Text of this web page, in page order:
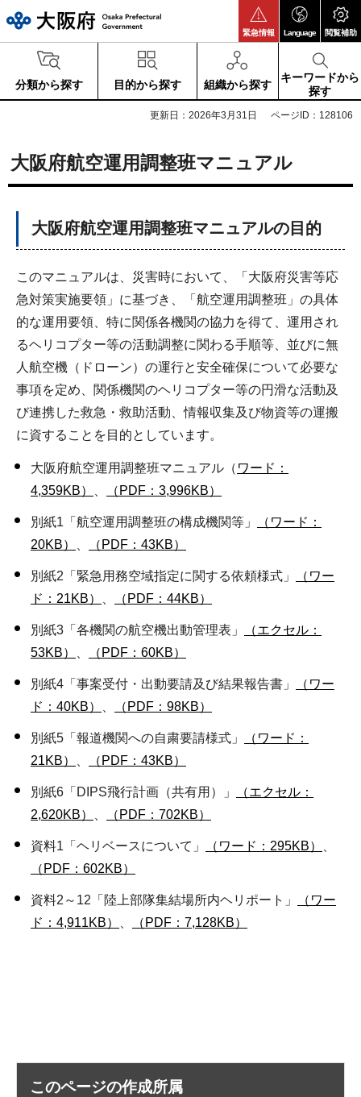
緊急情報 Language 閲覧補助
分類から探す 目的から探す 組織から探す
キーワードから
探す
更新日：2026年3月31日 ページID：128106
大阪府航空運用調整班マニュアル
大阪府航空運用調整班マニュアルの目的
このマニュアルは、災害時において、「大阪府災害等応
急対策実施要領」に基づき、「航空運用調整班」の具体
的な運用要領、特に関係各機関の協力を得て、運用され
るヘリコプター等の活動調整に関わる手順等、並びに無
人航空機（ドローン）の運行と安全確保について必要な
事項を定め、関係機関のヘリコプター等の円滑な活動及
び連携した救急・救助活動、情報収集及び物資等の運搬
に資することを目的としています。
大阪府航空運用調整班マニュアル（ ワード：
4,359KB）
（PDF：3,996KB）
別紙1「航空運用調整班の構成機関等」
（ワード：
20KB）
（PDF：43KB）
別紙2「緊急用務空域指定に関する依頼様式」
（ワー
ド：21KB）
（PDF：44KB）
別紙3「各機関の航空機出動管理表」
（エクセル：
53KB）
（PDF：60KB）
別紙4「事案受付・出動要請及び結果報告書」
（ワー
ド：40KB）
（PDF：98KB）
別紙5「報道機関への自粛要請様式」
（ワード：
21KB）
（PDF：43KB）
別紙6「DIPS飛行計画（共有用）」
（エクセル：
2,620KB）
（PDF：702KB）
資料1「ヘリベースについて」 （ワード：295KB）
（PDF：602KB）
資料2～12「陸上部隊集結場所内ヘリポート」
（ワー
ド：4,911KB）
（PDF：7,128KB）
このページの作成所属